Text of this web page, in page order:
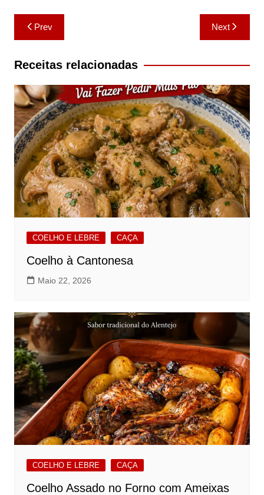
Navegação
de
artigos
Prev Next
Receitas relacionadas
COELHO E LEBRE CAÇA
Coelho à Cantonesa
Maio 22, 2026
COELHO E LEBRE CAÇA
Coelho Assado no Forno com Ameixas